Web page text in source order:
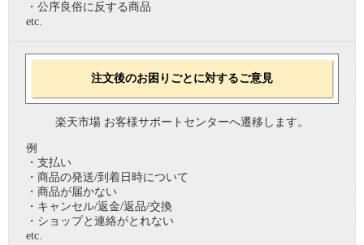
・公序良俗に反する商品
etc.
注文後のお困りごとに対するご意見
楽天市場 お客様サポートセンターへ遷移します。
例
・支払い
・商品の発送/到着日時について
・商品が届かない
・キャンセル/返金/返品/交換
・ショップと連絡がとれない
etc.